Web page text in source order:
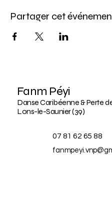
Partager cet
Fanm Péyi
Danse Caribéenne & Perte
Lons-le-Saunier (39)
07 81 62 65 88